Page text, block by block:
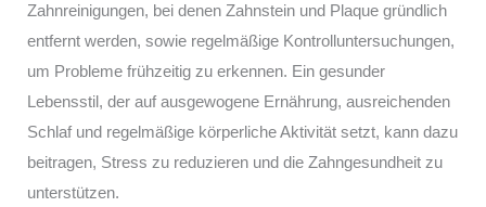
Zahnreinigungen, bei denen Zahnstein und Plaque gründlich
entfernt werden, sowie regelmäßige Kontrolluntersuchungen,
um Probleme frühzeitig zu erkennen. Ein gesunder
Lebensstil, der auf ausgewogene Ernährung, ausreichenden
Schlaf und regelmäßige körperliche Aktivität setzt, kann dazu
beitragen, Stress zu reduzieren und die Zahngesundheit zu
unterstützen.